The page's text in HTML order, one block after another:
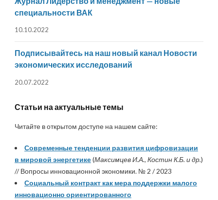
специальности ВАК
10.10.2022
Подписывайтесь на наш новый канал Новости
экономических исследований
20.07.2022
Статьи на актуальные темы
Читайте в открытом доступе на нашем сайте:
Современные тенденции развития цифровизации
в мировой энергетике(Максимцев И.А., Костин К.Б. и др.)
// Вопросы инновационной экономики. № 2 / 2023
Социальный контракт как мера поддержки малого
инновационно ориентированного